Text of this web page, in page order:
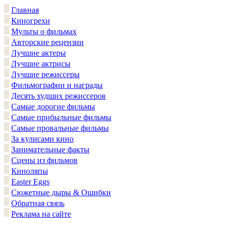
Главная
Киногрехи
Мульты о фильмах
Авторские рецензии
Лучшие актеры
Лучшие актрисы
Лучшие режиссеры
Фильмографии и награды
Десять худших режиссеров
Самые дорогие фильмы
Самые прибыльные фильмы
Самые провальные фильмы
За кулисами кино
Занимательные факты
Сцены из фильмов
Киноляпы
Easter Eggs
Сюжетные дыры & Ошибки
Обратная связь
Реклама на сайте